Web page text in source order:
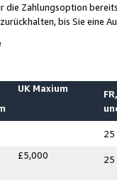
Zahlungsoption
bis Sie
UK Maxium
25
£5,000 25